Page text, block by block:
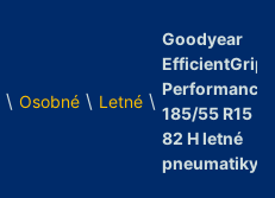
\ Osobné \ Letné \
Goodyear
EfficientGrip
Performance
185/55 R15
82 H letné
pneumatiky